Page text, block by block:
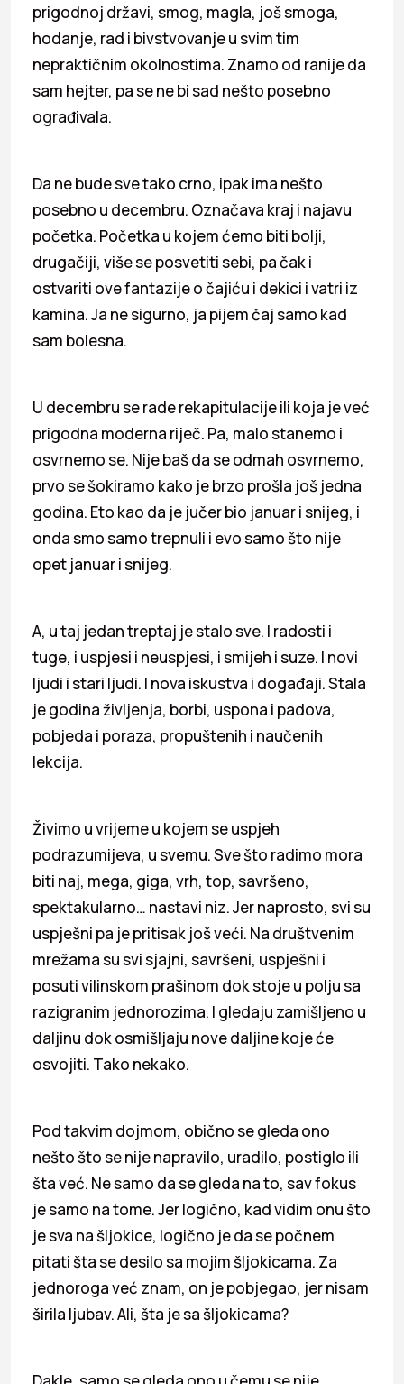
prigodnoj državi, smog, magla, još smoga,
hodanje, rad i bivstvovanje u svim tim
nepraktičnim okolnostima. Znamo od ranije da
sam hejter, pa se ne bi sad nešto posebno
ograđivala.
Da ne bude sve tako crno, ipak ima nešto
posebno u decembru. Označava kraj i najavu
početka. Početka u kojem ćemo biti bolji,
drugačiji, više se posvetiti sebi, pa čak i
ostvariti ove fantazije o čajiću i dekici i vatri iz
kamina. Ja ne sigurno, ja pijem čaj samo kad
sam bolesna.
U decembru se rade rekapitulacije ili koja je već
prigodna moderna riječ. Pa, malo stanemo i
osvrnemo se. Nije baš da se odmah osvrnemo,
prvo se šokiramo kako je brzo prošla još jedna
godina. Eto kao da je jučer bio januar i snijeg, i
onda smo samo trepnuli i evo samo što nije
opet januar i snijeg.
A, u taj jedan treptaj je stalo sve. I radosti i
tuge, i uspjesi i neuspjesi, i smijeh i suze. I novi
ljudi i stari ljudi. I nova iskustva i događaji. Stala
je godina življenja, borbi, uspona i padova,
pobjeda i poraza, propuštenih i naučenih
lekcija.
Živimo u vrijeme u kojem se uspjeh
podrazumijeva, u svemu. Sve što radimo mora
biti naj, mega, giga, vrh, top, savršeno,
spektakularno… nastavi niz. Jer naprosto, svi su
uspješni pa je pritisak još veći. Na društvenim
mrežama su svi sjajni, savršeni, uspješni i
posuti vilinskom prašinom dok stoje u polju sa
razigranim jednorozima. I gledaju zamišljeno u
daljinu dok osmišljaju nove daljine koje će
osvojiti. Tako nekako.
Pod takvim dojmom, obično se gleda ono
nešto što se nije napravilo, uradilo, postiglo ili
šta već. Ne samo da se gleda na to, sav fokus
je samo na tome. Jer logično, kad vidim onu što
je sva na šljokice, logično je da se počnem
pitati šta se desilo sa mojim šljokicama. Za
jednoroga već znam, on je pobjegao, jer nisam
širila ljubav. Ali, šta je sa šljokicama?